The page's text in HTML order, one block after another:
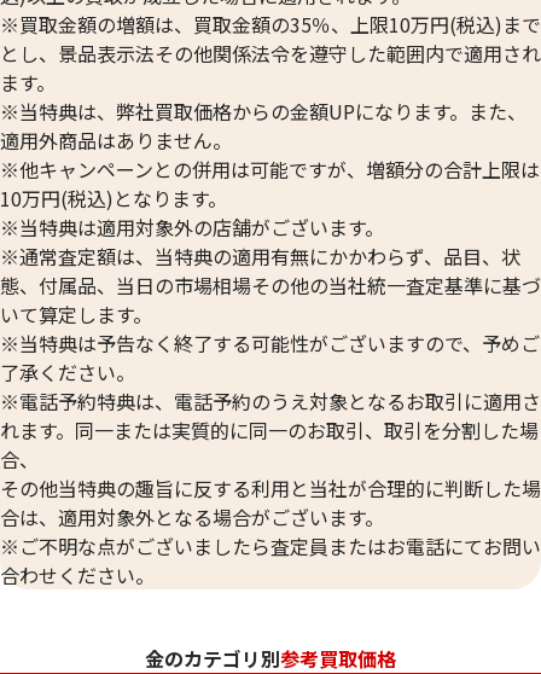
※買取金額の増額は、買取金額の35％、上限10万円(税込)まで
とし、景品表示法その他関係法令を遵守した範囲内で適用され
ます。
※当特典は、弊社買取価格からの金額UPになります。また、
適用外商品はありません。
※他キャンペーンとの併用は可能ですが、増額分の合計上限は
10万円(税込)となります。
※当特典は適用対象外の店舗がございます。
※通常査定額は、当特典の適用有無にかかわらず、品目、状
態、付属品、当日の市場相場その他の当社統一査定基準に基づ
いて算定します。
※当特典は予告なく終了する可能性がございますので、予めご
了承ください。
※電話予約特典は、電話予約のうえ対象となるお取引に適用さ
れます。同一または実質的に同一のお取引、取引を分割した場
合、
その他当特典の趣旨に反する利用と当社が合理的に判断した場
合は、適用対象外となる場合がございます。
※ご不明な点がございましたら査定員またはお電話にてお問い
合わせください。
金のカテゴリ別参考買取価格